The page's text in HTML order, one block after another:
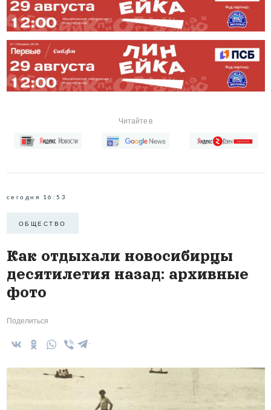
Читайте в
сегодня 16:53
ОБЩЕСТВО
Как отдыхали новосибирцы
десятилетия назад: архивные
фото
Поделиться